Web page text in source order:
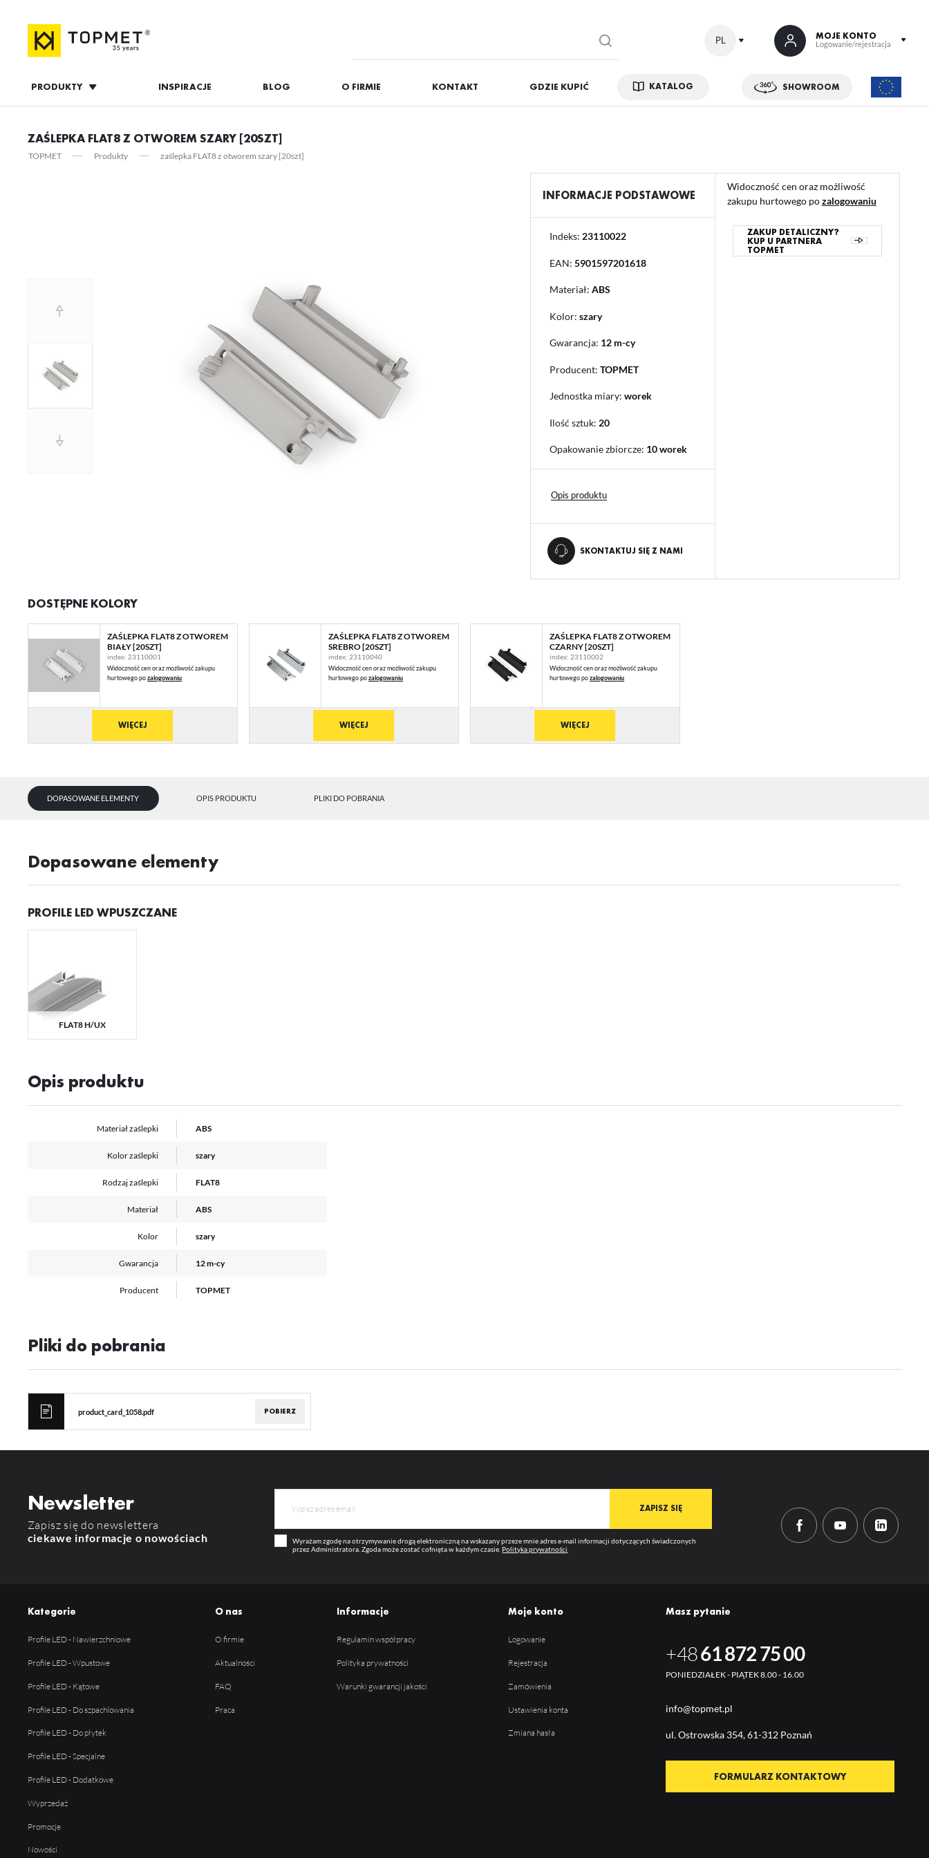
PL MOJE KONTO
Logowanie/rejestracja
PRODUKTY INSPIRACJE BLOG O FIRMIE KONTAKT GDZIE KUPIĆ KATALOG SHOWROOM
brak konieczności wprowadzania swoich danych przy kolejnych zakupach
możliwość otrzymania rabatów i kuponów promocyjnych
ZAŚLEPKA FLAT8 Z OTWOREM SZARY [20SZT]
TOPMET Produkty zaślepka FLAT8 z otworem szary [20szt]
INFORMACJE PODSTAWOWE
Indeks: 23110022
EAN: 5901597201618
Materiał: ABS
Kolor: szary
Gwarancja: 12 m-cy
Producent: TOPMET
Jednostka miary: worek
Ilość sztuk: 20
Opakowanie zbiorcze: 10 worek
Opis produktu
SKONTAKTUJ SIĘ Z NAMI
Widoczność cen oraz możliwość
zakupu hurtowego pozalogowaniu
ZAKUP DETALICZNY?
KUP U PARTNERA
TOPMET
DOSTĘPNE KOLORY
ZAŚLEPKA FLAT8 Z OTWOREM
BIAŁY [20SZT]
index: 23110001
Widoczność cen oraz możliwość zakupu
hurtowego pozalogowaniu
WIĘCEJ
ZAŚLEPKA FLAT8 Z OTWOREM
SREBRO [20SZT]
index: 23110040
Widoczność cen oraz możliwość zakupu
hurtowego pozalogowaniu
WIĘCEJ
ZAŚLEPKA FLAT8 Z OTWOREM
CZARNY [20SZT]
index: 23110002
Widoczność cen oraz możliwość zakupu
hurtowego pozalogowaniu
WIĘCEJ
DOPASOWANE ELEMENTY OPIS PRODUKTU PLIKI DO POBRANIA
Dopasowane elementy
PROFILE LED WPUSZCZANE
FLAT8 H/UX
Opis produktu
Materiał zaślepki ABS
Kolor zaślepki szary
Rodzaj zaślepki FLAT8
Materiał ABS
Kolor szary
Gwarancja 12 m-cy
Producent TOPMET
Pliki do pobrania
product_card_1058.pdf POBIERZ
Newsletter
Zapisz się do newslettera
ciekawe informacje o nowościach
Wyrażam zgodę na otrzymywanie drogą elektroniczną na wskazany przeze mnie adres e-mail informacji dotyczących świadczonych
przez Administratora. Zgoda może zostać cofnięta w każdym czasie. Polityka prywatności
Kategorie
Profile LED - Nawierzchniowe
Profile LED - Wpustowe
Profile LED - Kątowe
Profile LED - Do szpachlowania
Profile LED - Do płytek
Profile LED - Specjalne
Profile LED - Dodatkowe
Wyprzedaż
Promocje
Nowości
O nas
O firmie
Aktualności
FAQ
Praca
Informacje
Regulamin współpracy
Polityka prywatności
Warunki gwarancji jakości
Moje konto
Logowanie
Rejestracja
Zamówienia
Ustawienia konta
Zmiana hasła
Masz pytanie
+4861 872 75 00
PONIEDZIAŁEK - PIĄTEK 8.00 - 16.00
info@topmet.pl
ul. Ostrowska 354, 61-312 Poznań
FORMULARZ KONTAKTOWY